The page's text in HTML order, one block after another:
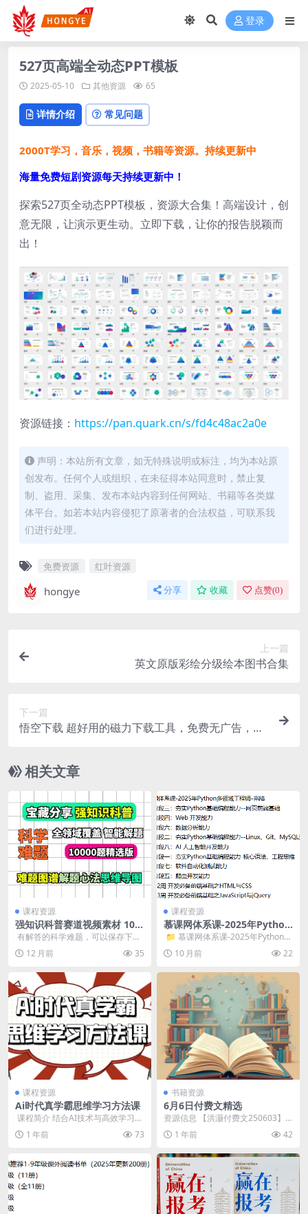
登录
527页高端全动态PPT模板
2025-05-10 其他资源 65
详情介绍 常见问题
2000T学习，音乐，视频，书籍等资源。持续更新中
海量免费短剧资源每天持续更新中！
探索527页全动态PPT模板，资源大合集！高端设计，创
意无限，让演示更生动。立即下载，让你的报告脱颖而
出！
资源链接： https://pan.quark.cn/s/fd4c48ac2a0e
声明：本站所有文章，如无特殊说明或标注，均为本站原
创发布。任何个人或组织，在未征得本站同意时，禁止复
制、盗用、采集、发布本站内容到任何网站、书籍等各类媒
体平台。如若本站内容侵犯了原著者的合法权益，可联系我
们进行处理。
免费资源 红叶资源
hongye 分享 收藏 点赞(0)
上一篇
英文原版彩绘分级绘本图书合集
下一篇
悟空下载 超好用的磁力下载工具，免费无广告，高
相关文章
课程资源
强知识科普赛道视频素材 100
00个科学难题
​ 有解答的科学难题，可以保存下来
学习一下一、被量子力学绕晕后的
救星 老铁们想做...
12 月前 35
课程资源
慕课网体系课-2025年Python
多领域工程师-完结
​ 📁 慕课网体系课-2025年Python多
领域工程师-完结 📁...
10 月前 22
课程资源
Ai时代真学霸思维学习方法课
​ 课程简介 结合AI技术与高效学习策
略，重塑学习思维，提升学习效
率，从知识管理...
1 年前 73
书籍资源
6月6日付费文精选
资源信息 【洪灏付费文250603】:
真金白银 资源目录 └── 付费文.7z
... 1 年前 42